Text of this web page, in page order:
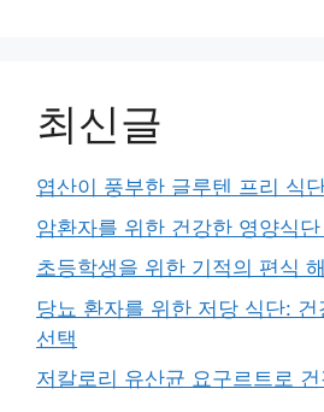
최신글
엽산이 풍부한 글루텐 프리 식
암환자를 위한 건강한 영양식
초등학생을 위한 기적의 편식
당뇨 환자를 위한 저당 식단:
선택
저칼로리 유산균 요구르트로